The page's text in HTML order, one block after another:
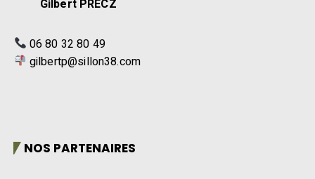
Gilbert PRECZ
06 80 32 80 49
gilbertp@sillon38.com
NOS PARTENAIRES